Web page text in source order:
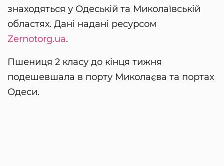
знаходяться у Одеській та Миколаївській
областях. Дані надані ресурсом
Zernotorg.ua.
Пшениця 2 класу до кінця тижня
подешевшала в порту Миколаєва та портах
Одеси.